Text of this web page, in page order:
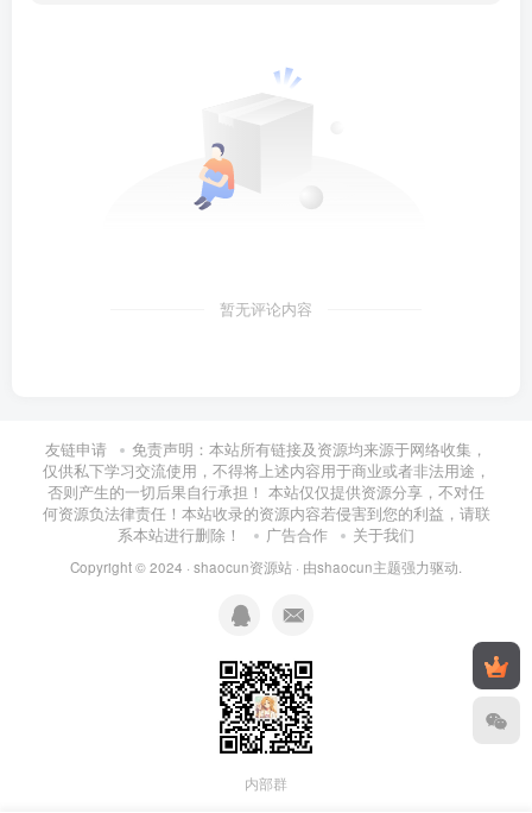
暂无评论内容
友链申请
免责声明：本站所有链接及资源均来源于网络收集，
仅供私下学习交流使用，不得将上述内容用于商业或者非法用途，
否则产生的一切后果自行承担！ 本站仅仅提供资源分享，不对任
何资源负法律责任！本站收录的资源内容若侵害到您的利益，请联
系本站进行删除！
广告合作 关于我们
Copyright © 2024 · shaocun资源站 · 由shaocun主题强力驱动.
内部群